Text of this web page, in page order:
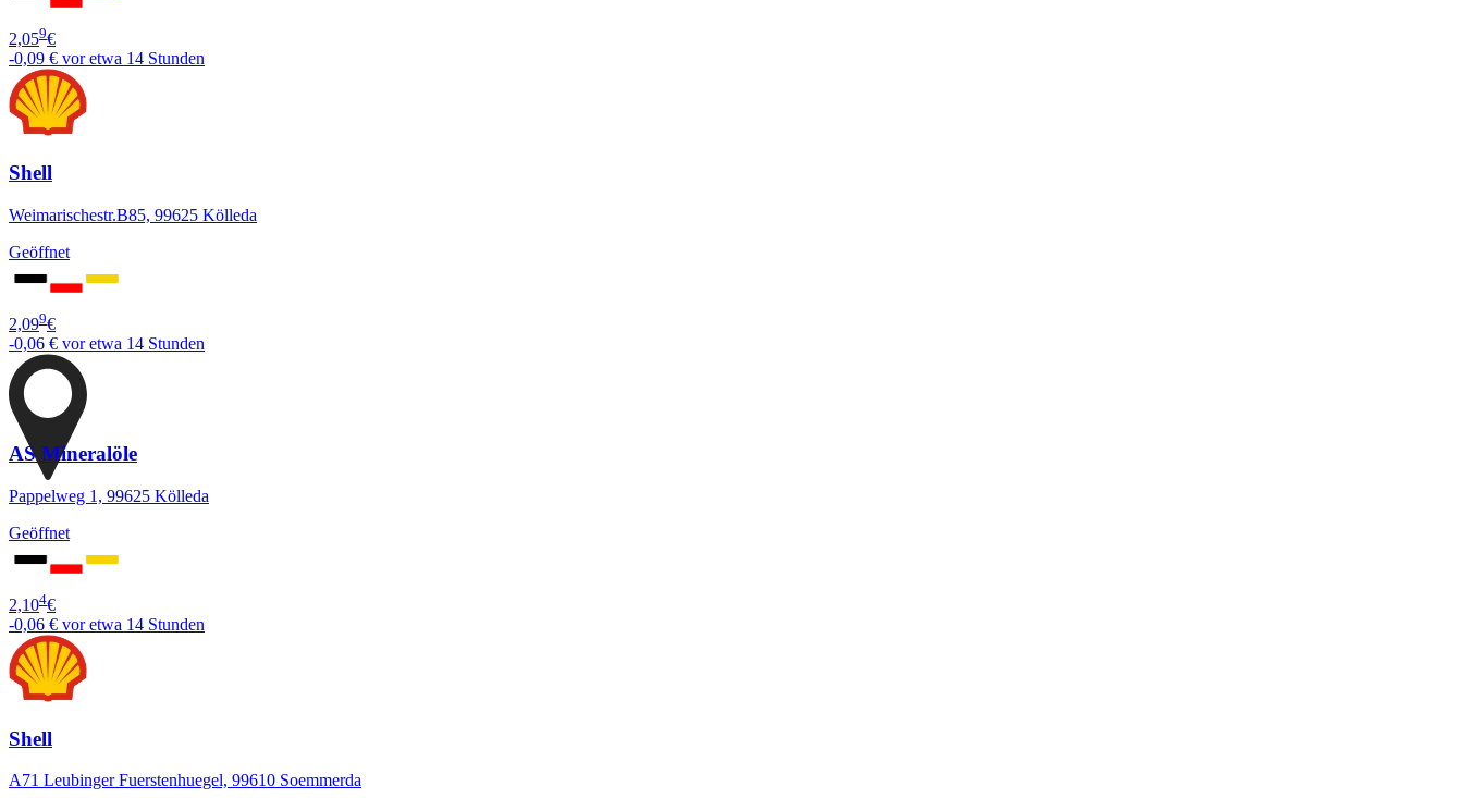
2,059€
-0,09 € vor etwa 14 Stunden
Shell
Weimarischestr.B85, 99625 Kölleda
Geöffnet
2,099€
-0,06 € vor etwa 14 Stunden
AS Mineralöle
Pappelweg 1, 99625 Kölleda
Geöffnet
2,104€
-0,06 € vor etwa 14 Stunden
Shell
A71 Leubinger Fuerstenhuegel, 99610 Soemmerda